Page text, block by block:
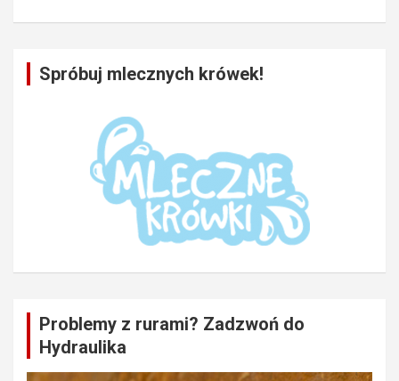
Spróbuj mlecznych krówek!
Problemy z rurami? Zadzwoń do
Hydraulika